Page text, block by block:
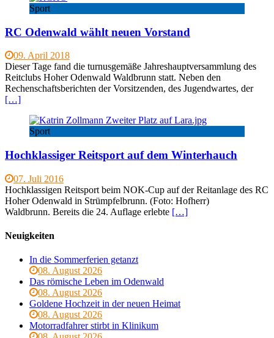
Sport
RC Odenwald wählt neuen Vorstand
09. April 2018
Dieser Tage fand die turnusgemäße Jahreshauptversammlung des
Reitclubs Hoher Odenwald Waldbrunn statt. Neben den
Rechenschaftsberichten der Vorsitzenden, des Jugendwartes, der
[…]
Sport
Hochklassiger Reitsport auf dem Winterhauch
07. Juli 2016
Hochklassigen Reitsport beim NOK-Cup auf der Reitanlage des RC
Hoher Odenwald in Strümpfelbrunn. (Foto: Hofherr)
Waldbrunn. Bereits die 24. Auflage erlebte […]
Neuigkeiten
In die Sommerferien getanzt
08. August 2026
Das römische Leben im Odenwald
08. August 2026
Goldene Hochzeit in der neuen Heimat
08. August 2026
Motorradfahrer stirbt in Klinikum